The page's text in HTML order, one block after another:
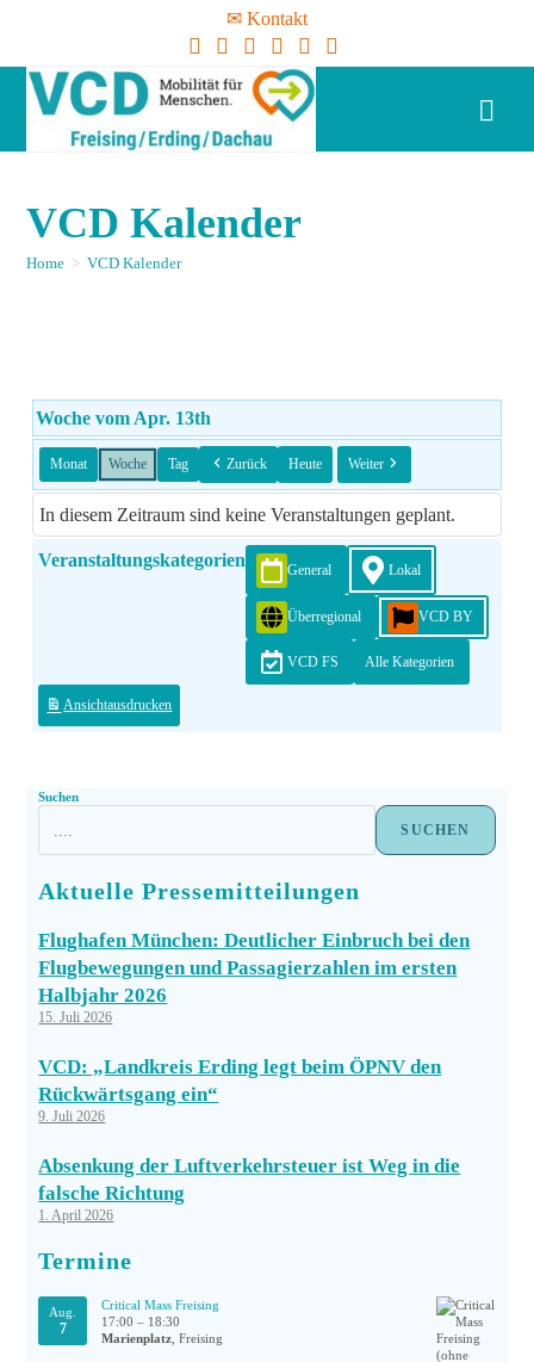
✉ Kontakt
VCD Kalender
Home > VCD Kalender
Woche vom Apr. 13th
Monat Woche Tag Zurück Heute Weiter
In diesem Zeitraum sind keine Veranstaltungen geplant.
Veranstaltungskategorien General Lokal
Überregional VCD BY
VCD FS Alle Kategorien
Ansichtausdrucken
Suchen
SUCHEN
Aktuelle Pressemitteilungen
Flughafen München: Deutlicher Einbruch bei den
Flugbewegungen und Passagierzahlen im ersten
Halbjahr 2026
15. Juli 2026
VCD: „Landkreis Erding legt beim ÖPNV den
Rückwärtsgang ein“
9. Juli 2026
Absenkung der Luftverkehrsteuer ist Weg in die
falsche Richtung
1. April 2026
Termine
Aug.
7
Critical Mass Freising
17:00 – 18:30
Marienplatz, Freising